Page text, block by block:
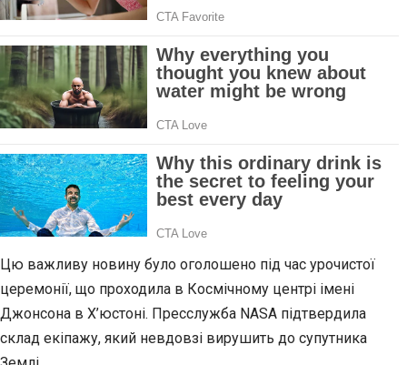
Цю важливу новину було оголошено під час урочистої
церемонії, що проходила в Космічному центрі імені
Джонсона в Х’юстоні. Пресслужба NASA підтвердила
склад екіпажу, який невдовзі вирушить до супутника